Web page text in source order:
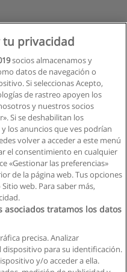
uso
tu privacidad
socios almacenamos y
datos de navegación o
Si seleccionas Acepto,
de rastreo apoyen los
y nuestros socios
Si se deshabilitan los
los anuncios que ves podrían
volver a acceder a este menú
el consentimiento en cualquier
«Gestionar las preferencias»
de la página web. Tus opciones
web. Para saber más,
asociados tratamos los datos
precisa. Analizar
dispositivo para su identificación.
y/o acceder a ella.